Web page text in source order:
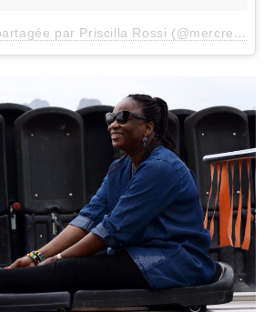
Une publication partagée par Priscilla Rossi (@mercredieblog)